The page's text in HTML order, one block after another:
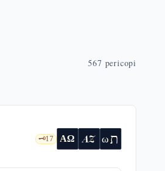
567 pericopi
🗝️17 ΑΩ AZ ωת